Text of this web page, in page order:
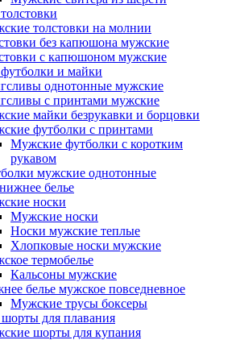
толстовки на молнии
без капюшона мужские
с капюшоном мужские
и майки
однотонные мужские
с принтами мужские
майки безрукавки и борцовки
футболки с принтами
Мужские футболки с коротким
рукавом
мужские однотонные
белье
носки
Мужские носки
Носки мужские теплые
Хлопковые носки мужские
термобелье
Кальсоны мужские
белье мужское повседневное
Мужские трусы боксеры
для плавания
шорты для купания